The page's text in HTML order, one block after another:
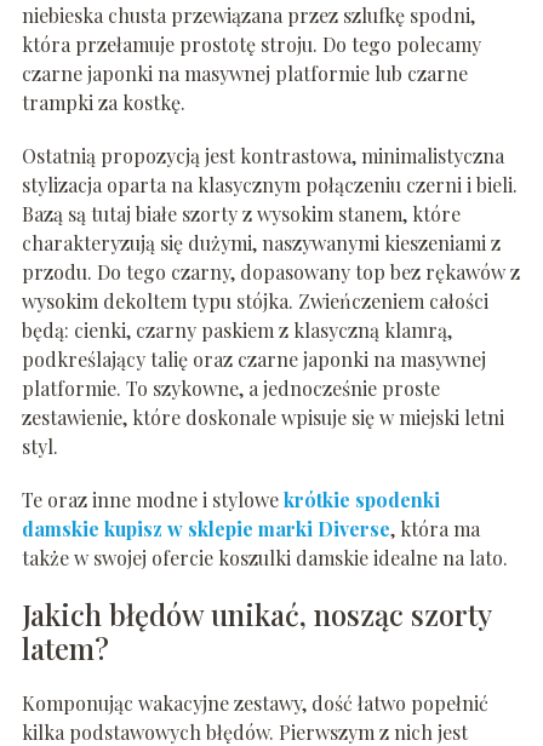
niebieska chusta przewiązana przez szlufkę spodni,
która przełamuje prostotę stroju. Do tego polecamy
czarne japonki na masywnej platformie lub czarne
trampki za kostkę.
Ostatnią propozycją jest kontrastowa, minimalistyczna
stylizacja oparta na klasycznym połączeniu czerni i bieli.
Bazą są tutaj białe szorty z wysokim stanem, które
charakteryzują się dużymi, naszywanymi kieszeniami z
przodu. Do tego czarny, dopasowany top bez rękawów z
wysokim dekoltem typu stójka. Zwieńczeniem całości
będą: cienki, czarny paskiem z klasyczną klamrą,
podkreślający talię oraz czarne japonki na masywnej
platformie. To szykowne, a jednocześnie proste
zestawienie, które doskonale wpisuje się w miejski letni
styl.
Te oraz inne modne i stylowekrótkie spodenki
damskie kupisz w sklepie marki Diverse, która ma
także w swojej ofercie koszulki damskie idealne na lato.
Jakich błędów unikać, nosząc szorty
latem?
Komponując wakacyjne zestawy, dość łatwo popełnić
kilka podstawowych błędów. Pierwszym z nich jest